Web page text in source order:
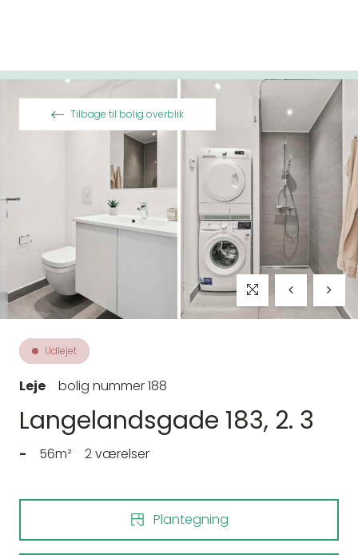
Spring til indhold
Tilbage til bolig overblik
Udlejet
Leje bolig nummer 188
Langelandsgade 183, 2. 3
- 56m² 2 værelser
Plantegning